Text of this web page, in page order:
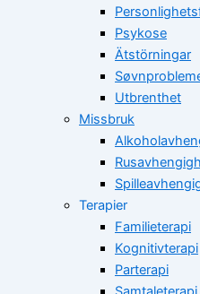
Psykose
Ätstörningar
Utbrenthet
Missbruk
Terapier
Familieterapi
Kognitivterapi
Parterapi